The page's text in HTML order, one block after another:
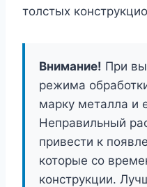
толстых
Внимание! При
режима
марку металла и
Неправильный
привести к
которые со
конструкции.